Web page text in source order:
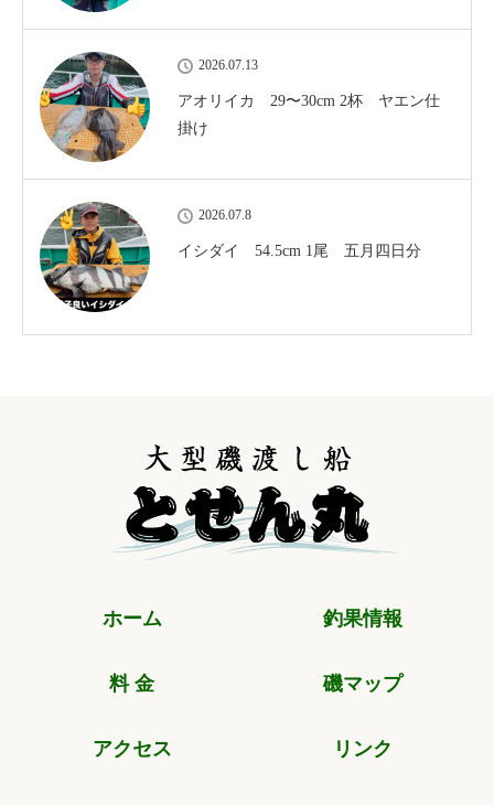
2026.07.13
アオリイカ 29〜30cm 2杯 ヤエン仕
掛け
2026.07.8
イシダイ 54.5cm 1尾 五月四日分
ホーム 釣果情報
料 金 磯マップ
アクセス リンク